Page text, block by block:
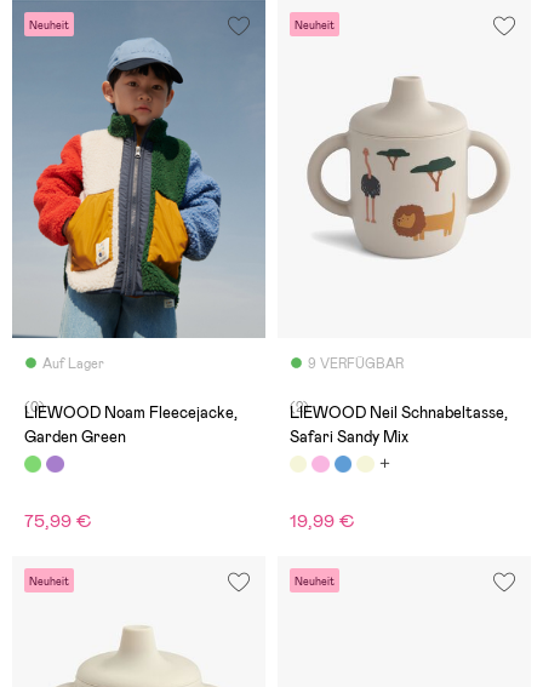
Neuheit
Auf Lager
(0)
LIEWOOD Noam Fleecejacke,
Garden Green
75,99 €
Neuheit
9 VERFÜGBAR
(2)
LIEWOOD Neil Schnabeltasse,
Safari Sandy Mix
19,99 €
Neuheit Neuheit